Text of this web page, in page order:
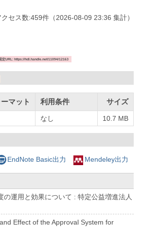
クセス数:459件 （2026-08-09 23:36 集計）
定URL: https://hdl.handle.net/11094/12163
マット 利用条件 サイズ
なし 10.7 MB
EndNote Basic出力 Mendeley出力
の運用と効果について : 特定公益増進法人
Effect of the Approval System for